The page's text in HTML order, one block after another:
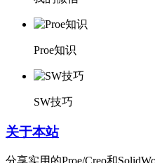
Proe知识
SW技巧
关于本站